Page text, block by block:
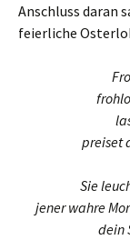
Anschluss daran
feierliche
preiset
Sie
jener wahre
dein